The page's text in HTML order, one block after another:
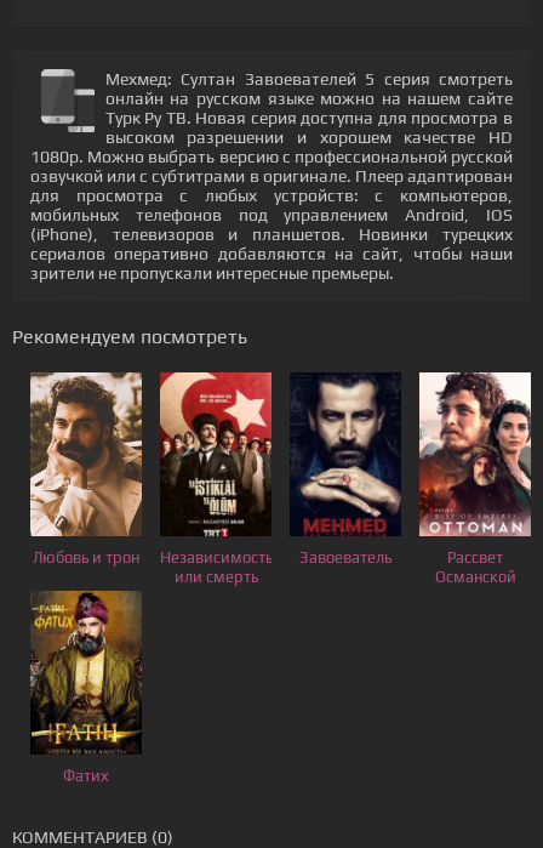
Мехмед: Султан Завоевателей 5 серия смотреть
онлайн на русском языке можно на нашем сайте
Турк Ру ТВ. Новая серия доступна для просмотра в
высоком разрешении и хорошем качестве HD
1080p. Можно выбрать версию с профессиональной русской
озвучкой или с субтитрами в оригинале. Плеер адаптирован
для просмотра с любых устройств: с компьютеров,
мобильных телефонов под управлением Android, IOS
(iPhone), телевизоров и планшетов. Новинки турецких
сериалов оперативно добавляются на сайт, чтобы наши
зрители не пропускали интересные премьеры.
Рекомендуем посмотреть
Любовь и трон
Независимость
или смерть
Завоеватель
Рассвет
Османской
Фатих
КОММЕНТАРИЕВ (0)